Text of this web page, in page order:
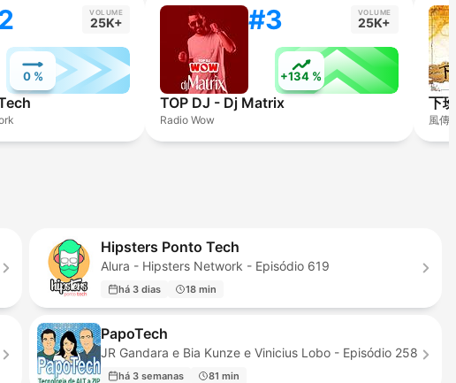
VOLUME
25K+
0 %
#3 VOLUME
25K+
+134 %
TOP DJ - Dj Matrix
Radio Wow
下
風傳
Hipsters Ponto Tech
Alura - Hipsters Network - Episódio 619
há 3 dias 18 min
PapoTech
JR Gandara e Bia Kunze e Vinicius Lobo - Episódio 258
há 3 semanas 81 min